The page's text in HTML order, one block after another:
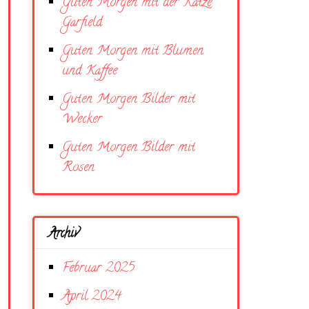
Garfield
Guten Morgen mit Blumen
und Kaffee
Guten Morgen Bilder mit
Wecker
Guten Morgen Bilder mit
Rosen
Archiv
Februar 2025
April 2024